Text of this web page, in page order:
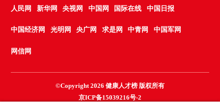
人民网 新华网 央视网 中国网 国际在线 中国日报
中国经济网 光明网 央广网 求是网 中青网 中国军网
网信网
©Copyright 2026 健康人才榜 版权所有
京ICP备15039216号-2